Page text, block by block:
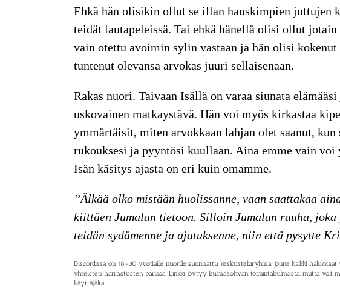
Ehkä hän olisikin ollut se illan hauskimpien juttujen
teidät lautapeleissä. Tai ehkä hänellä olisi ollut
vain otettu avoimin sylin vastaan ja hän olisi kokenut
tuntenut olevansa arvokas juuri sellaisenaan.
Rakas nuori. Taivaan Isällä on varaa siunata
uskovainen matkaystävä. Hän voi myös kirkastaa
ymmärtäisit, miten arvokkaan lahjan olet saanut, kun
rukouksesi ja pyyntösi kuullaan. Aina emme vain voi
Isän käsitys ajasta on eri kuin omamme.
”Älkää olko mistään huolissanne, vaan saattakaa
kiittäen Jumalan tietoon. Silloin Jumalan rauha,
teidän sydämenne ja ajatuksenne, niin että pysytte
Discordissa on 18-30 vuotiaille nuorille suunnattu keskusteluryhmä, jonne kaikki
yhteisten harrastusten parissa. Linkki löytyy kulmasohvan toimintakulmasta, mutta voit
käyttäjältä.